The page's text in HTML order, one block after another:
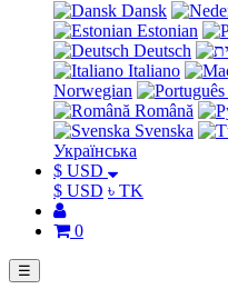
Dansk
Estonian
Deutsch
Italiano
Norwegian
Română
Svenska
Українська
$ USD
$ USD ৳ TK
0
☰